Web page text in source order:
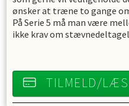
ønsker at træne to gange
På Serie 5 må man være
ikke krav om
TILMELD/LÆS